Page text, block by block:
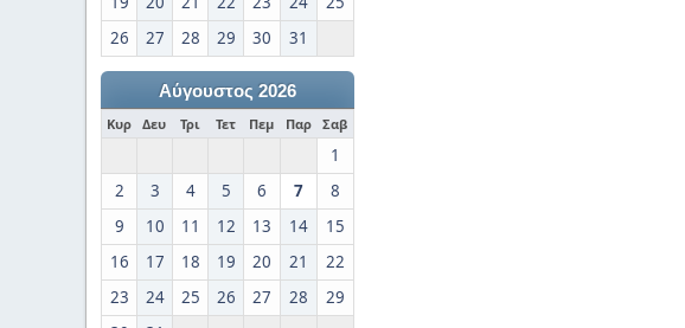
26
27 28 29 30 31
Αύγουστος 2026
Κυρ Δευ Τρι Τετ Πεμ Παρ Σαβ
1
2
3 4 5 6 7
8
9
10 11 12 13 14
15
16
17 18 19 20 21
22
23
24 25 26 27 28
29